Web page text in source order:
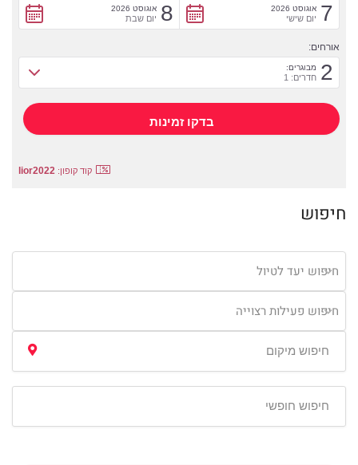
7 אוגוסט 2026
יום שישי 8 אוגוסט 2026
יום שבת
אורחים:
2 מבוגרים:
חדרים: 1
קוד קופון: lior2022
חיפוש
חיפוש יעד לטיול
חיפוש פעילות רצוייה